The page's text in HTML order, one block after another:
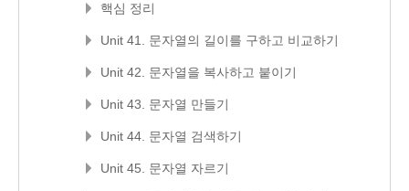
핵심 정리
Unit 41. 문자열의 길이를 구하고 비교하기
Unit 42. 문자열을 복사하고 붙이기
Unit 43. 문자열 만들기
Unit 44. 문자열 검색하기
Unit 45. 문자열 자르기